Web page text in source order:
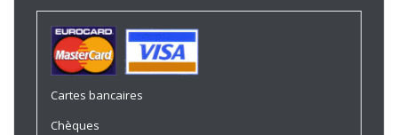
Cartes bancaires
Chèques